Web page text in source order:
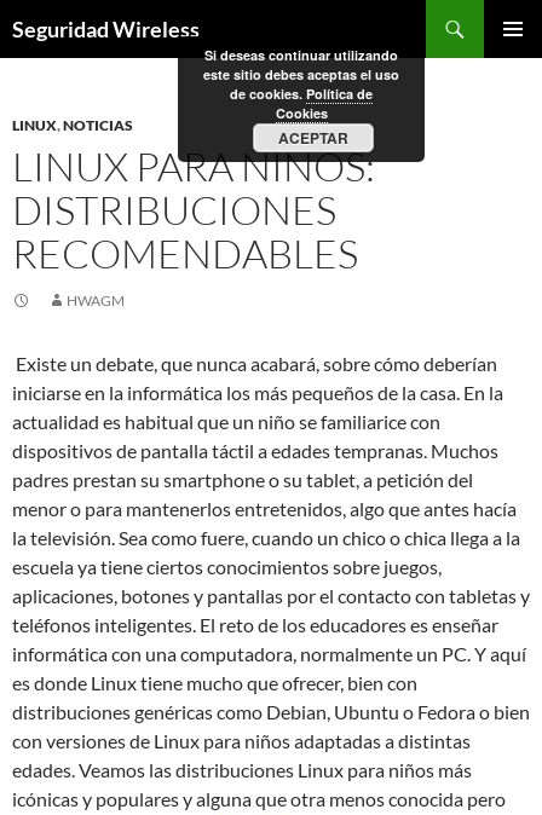
alSeguridad Wireless
LINUX,NOTICIAS
LINUX PARA NIÑOS:
DISTRIBUCIONES
RECOMENDABLES
HWAGM
Existe un debate, que nunca acabará, sobre cómo deberían
iniciarse en la informática los más pequeños de la casa. En la
actualidad es habitual que un niño se familiarice con
dispositivos de pantalla táctil a edades tempranas. Muchos
padres prestan su smartphone o su tablet, a petición del
menor o para mantenerlos entretenidos, algo que antes hacía
la televisión. Sea como fuere, cuando un chico o chica llega a la
escuela ya tiene ciertos conocimientos sobre juegos,
aplicaciones, botones y pantallas por el contacto con tabletas y
teléfonos inteligentes. El reto de los educadores es enseñar
informática con una computadora, normalmente un PC. Y aquí
es donde Linux tiene mucho que ofrecer, bien con
distribuciones genéricas como Debian, Ubuntu o Fedora o bien
con versiones de Linux para niños adaptadas a distintas
edades. Veamos las distribuciones Linux para niños más
icónicas y populares y alguna que otra menos conocida pero
Si deseas continuar utilizando
este sitio debes aceptas el uso
de cookies. Política de
Cookies
ACEPTAR